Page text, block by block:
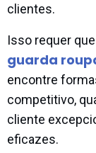
clientes.
Isso requer
guarda
encontre
competitivo,
cliente
eficazes.